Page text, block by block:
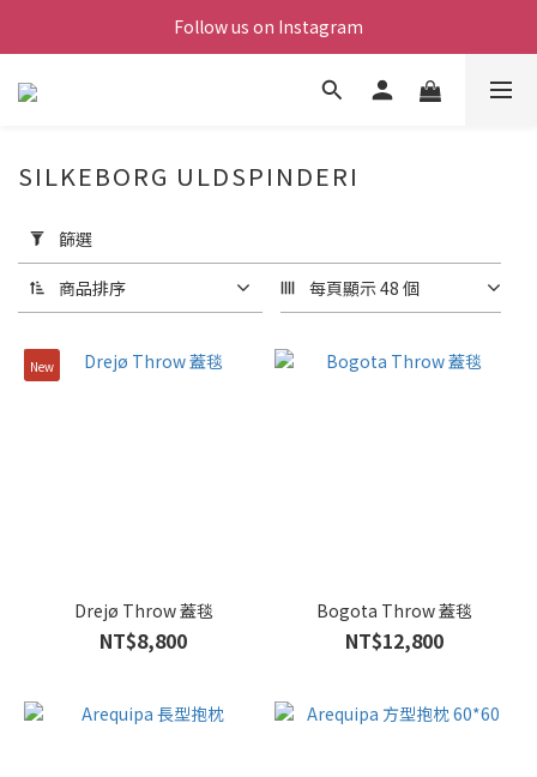
Follow us on Instagram
用
篩
選
(0/20)
價格
SILKEBORG ULDSPINDERI
篩選
商品排序 每頁顯示 48 個
New
Drejø Throw 蓋毯
NT$8,800
Bogota Throw 蓋毯
NT$12,800